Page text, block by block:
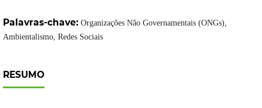
Palavras-chave: Organizações Não Governamentais (ONGs),
Ambientalismo, Redes Sociais
RESUMO